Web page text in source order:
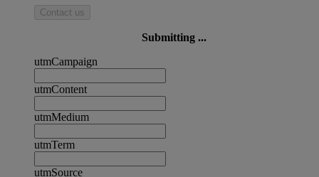
Contact us
Submitting ...
utmCampaign
utmContent
utmMedium
utmTerm
utmSource